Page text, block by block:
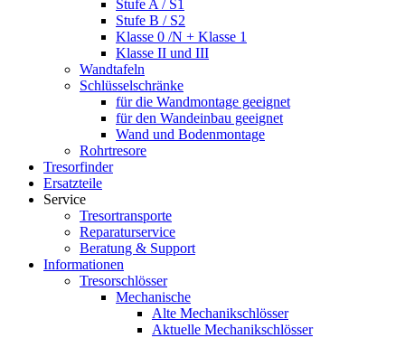
Stufe A / S1
Stufe B / S2
Klasse 0 /N + Klasse 1
Klasse II und III
Wandtafeln
Schlüsselschränke
für die Wandmontage geeignet
für den Wandeinbau geeignet
Wand und Bodenmontage
Rohrtresore
Tresorfinder
Ersatzteile
Service
Tresortransporte
Reparaturservice
Beratung & Support
Informationen
Tresorschlösser
Mechanische
Alte Mechanikschlösser
Aktuelle Mechanikschlösser